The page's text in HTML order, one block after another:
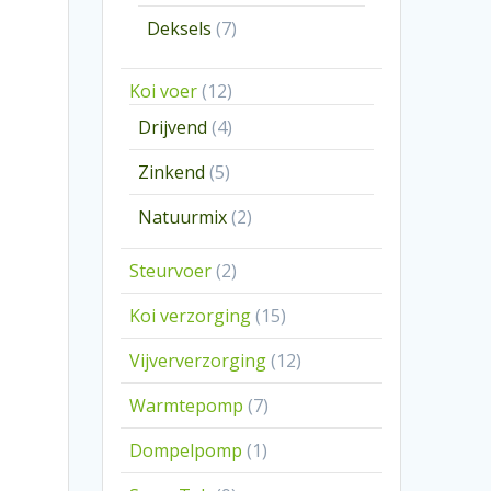
producten
Deksels 77
Koi voer 1212
producten
Drijvend 44
producten
Zinkend 55
producten
Natuurmix 22
producten
Steurvoer 22
producten
Koi verzorging 1515
producten
Vijververzorging 1212
producten
Warmtepomp 77
producten
Dompelpomp 11
product